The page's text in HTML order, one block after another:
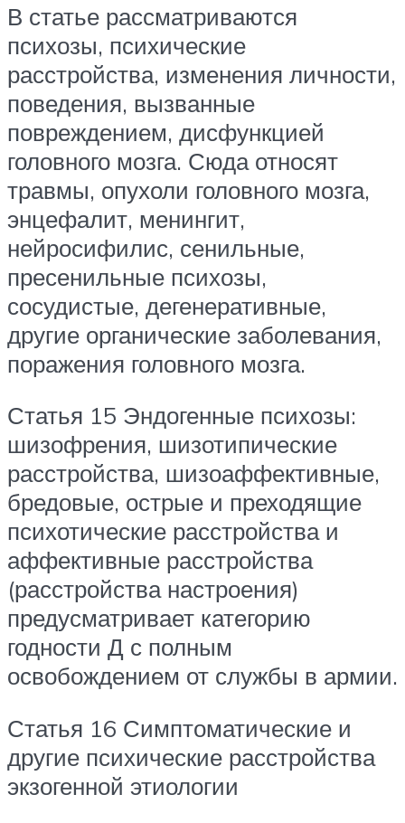
В статье рассматриваются
психозы, психические
расстройства, изменения личности,
поведения, вызванные
повреждением, дисфункцией
головного мозга. Сюда относят
травмы, опухоли головного мозга,
энцефалит, менингит,
нейросифилис, сенильные,
пресенильные психозы,
сосудистые, дегенеративные,
другие органические заболевания,
поражения головного мозга.
Статья 15 Эндогенные психозы:
шизофрения, шизотипические
расстройства, шизоаффективные,
бредовые, острые и преходящие
психотические расстройства и
аффективные расстройства
(расстройства настроения)
предусматривает категорию
годности Д с полным
освобождением от службы в армии.
Статья 16 Симптоматические и
другие психические расстройства
экзогенной этиологии